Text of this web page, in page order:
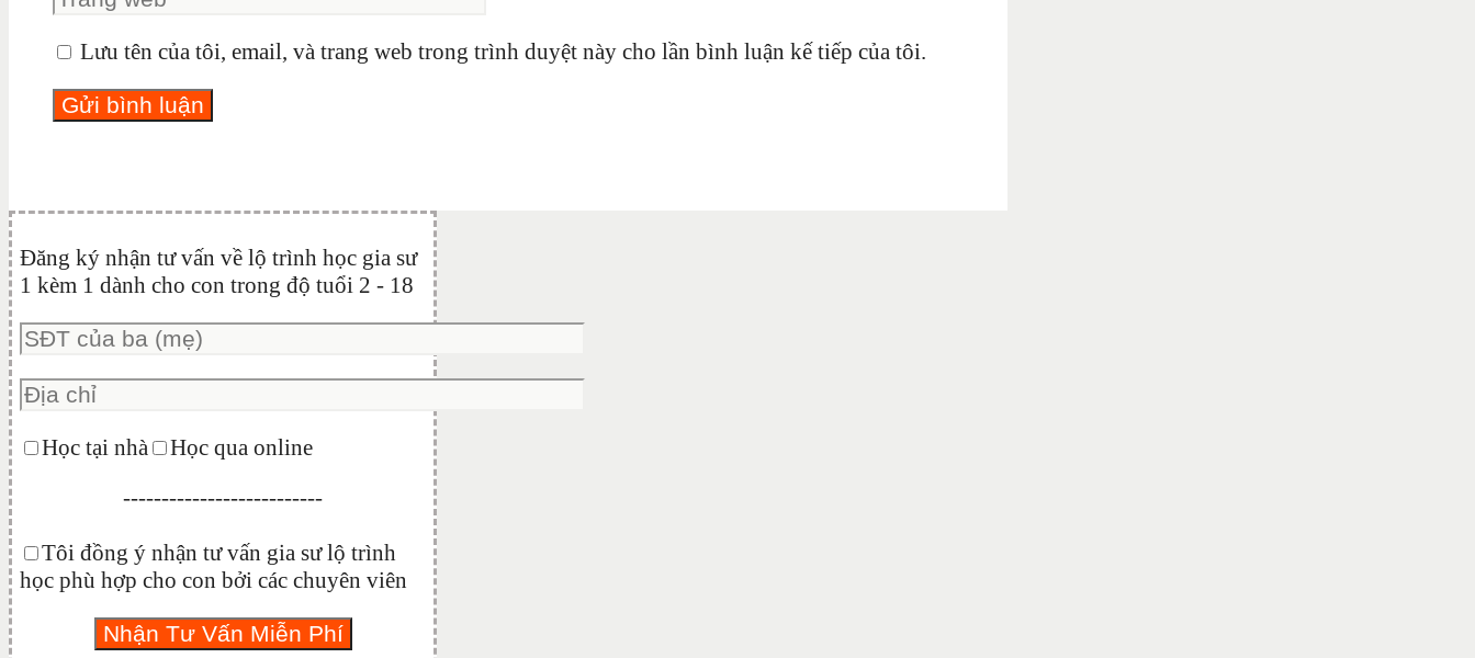
Lưu tên của tôi, email, và trang web trong trình duyệt này cho lần bình luận kế tiếp của tôi.
Đăng ký nhận tư vấn về lộ trình học gia sư
1 kèm 1 dành cho con trong độ tuổi 2 - 18
Học tại nhà
Học qua online
--------------------------
Tôi đồng ý nhận tư vấn gia sư lộ trình
học phù hợp cho con bởi các chuyên viên